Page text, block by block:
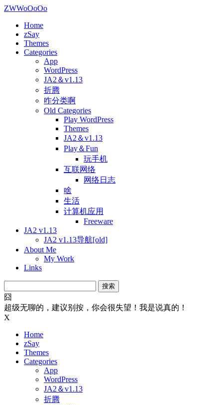
ZWWoOoOo
Home
zSay
Themes
Categories
App
WordPress
JA2＆v1.13
折腾
咋分类啊
Old Categories
Play WordPress
Themes
JA2＆v1.13
Play＆Fun
玩手机
互联网络
网络日志
啥
生活
计算机应用
Freeware
JA2 v1.13
JA2 v1.13导航[old]
About Me
My Work
Links
索：
囧
超级无聊的，建议别按，你会很失望！我是说真的！
X
Home
zSay
Themes
Categories
App
WordPress
JA2＆v1.13
折腾